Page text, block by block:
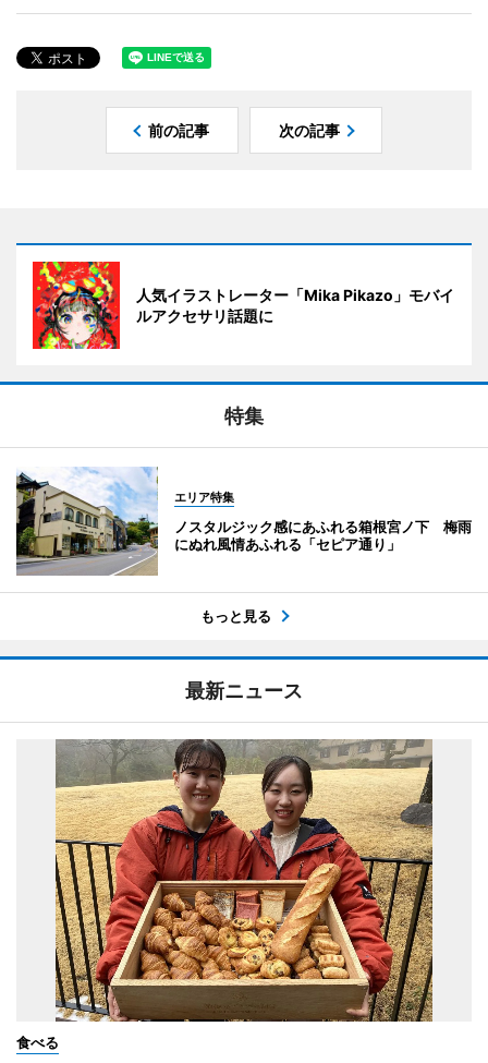
前の記事 次の記事
人気イラストレーター「Mika Pikazo」モバイ
ルアクセサリ話題に
特集
エリア特集
ノスタルジック感にあふれる箱根宮ノ下 梅雨
にぬれ風情あふれる「セピア通り」
もっと見る
最新ニュース
食べる